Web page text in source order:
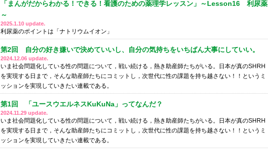
「まんがだからわかる！できる！看護のための薬理学レッスン」～Lesson16 利尿薬
～
2025.1.10 update.
利尿薬のポイントは「ナトリウムイオン」
第2回 自分の好き嫌いで決めていいし、自分の気持ちをいちばん大事にしていい。
2024.12.06 update.
いま社会問題化している性の問題について，戦い続ける，熱き助産師たちがいる。日本が真のSHRH
を実現する日まで，そんな助産師たちにコミットし，次世代に性の課題を持ち越さない！！というミ
ッションを実現していきたい連載である。
第1回 「ユースウエルネスKuKuNa」ってなんだ？
2024.11.29 update.
いま社会問題化している性の問題について，戦い続ける，熱き助産師たちがいる。日本が真のSHRH
を実現する日まで，そんな助産師たちにコミットし，次世代に性の課題を持ち越さない！！というミ
ッションを実現していきたい連載である。